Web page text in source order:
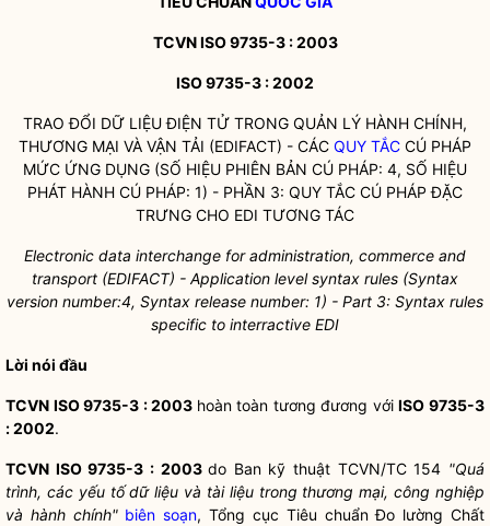
TCVN ISO 9735-3 : 2003
ISO 9735-3 : 2002
TRAO ĐỔI DỮ LIỆU ĐIỆN TỬ TRONG QUẢN LÝ HÀNH CHÍNH,
THƯƠNG MẠI VÀ VẬN TẢI (EDIFACT) - CÁC QUY TẮC CÚ PHÁP
MỨC ỨNG DỤNG (SỐ HIỆU PHIÊN BẢN CÚ PHÁP: 4, SỐ HIỆU
PHÁT HÀNH CÚ PHÁP: 1) - PHẦN 3: QUY TẮC CÚ PHÁP ĐẶC
TRƯNG CHO EDI TƯƠNG TÁC
Electronic data interchange for administration, commerce and
transport (EDIFACT) - Application level syntax rules (Syntax
version number:4, Syntax release number: 1) - Part 3: Syntax rules
specific to interractive EDI
Lời nói đầu
TCVN ISO 9735-3 : 2003 hoàn toàn tương đương vớiISO 9735-3
: 2002.
TCVN ISO 9735-3 : 2003do Ban kỹ thuật TCVN/TC 154 "Quá
trình, các yếu tố dữ liệu và tài liệu trong thương mại, công nghiệp
và hành chính" biên soạn, Tổng cục Tiêu chuẩn Đo lường Chất